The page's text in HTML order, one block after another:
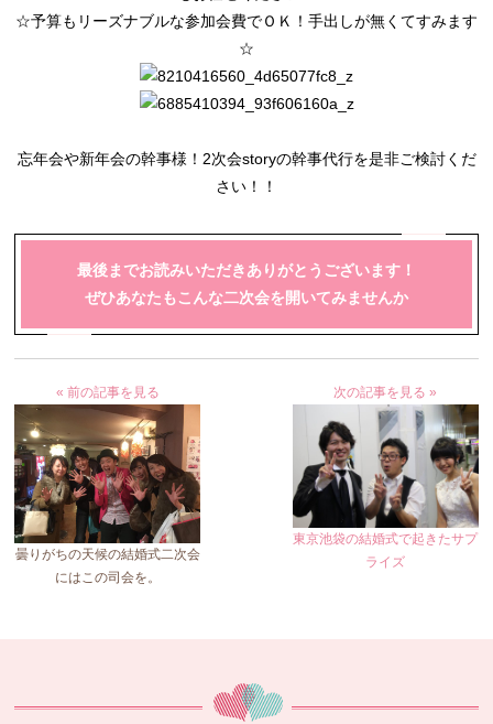
☆予算もリーズナブルな参加会費でＯＫ！手出しが無くてすみます
☆
忘年会や新年会の幹事様！2次会storyの幹事代行を是非ご検討くだ
さい！！
最後までお読みいただきありがとうございます！
ぜひあなたもこんな二次会を開いてみませんか
« 前の記事を見る
曇りがちの天候の結婚式二次会
にはこの司会を。
次の記事を見る »
東京池袋の結婚式で起きたサプ
ライズ